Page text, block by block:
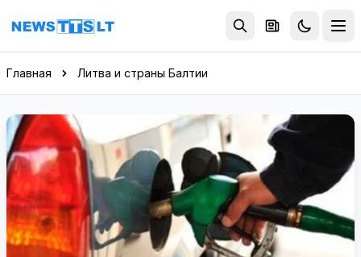
Перейти к содержимому
Главная Литва и страны Балтии